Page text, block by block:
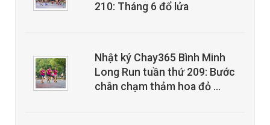
210: Tháng 6 đổ lửa
Nhật ký Chay365 Bình Minh
Long Run tuần thứ 209: Bước
chân chạm thảm hoa đỏ …